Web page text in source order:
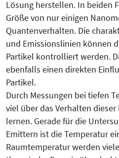
Lösung herstellen. In beiden
Größe von nur einigen
Quantenverhalten. Die
und Emissionslinien können
Partikel kontrolliert werden.
ebenfalls einen direkten
Partikel.
Durch Messungen bei tiefen
viel über das Ver­halten
lernen. Gerade für die
Emittern ist die Temperatur
Raumtemperatur werden